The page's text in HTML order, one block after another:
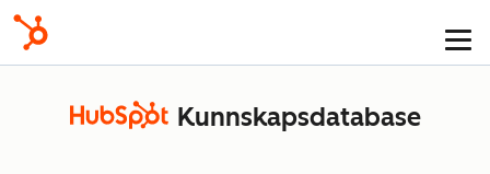
Kunnskapsdatabase